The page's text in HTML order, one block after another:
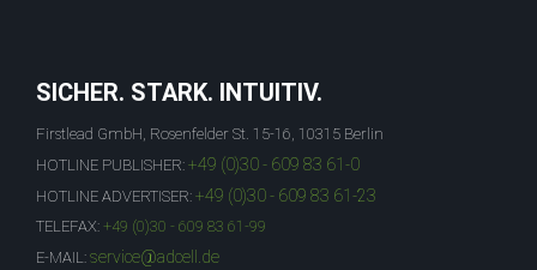
SICHER. STARK. INTUITIV.
Firstlead GmbH, Rosenfelder St. 15-16, 10315 Berlin
HOTLINE PUBLISHER: +49 (0)30 - 609 83 61-0
HOTLINE ADVERTISER: +49 (0)30 - 609 83 61-23
TELEFAX: +49 (0)30 - 609 83 61-99
E-MAIL: service@adcell.de